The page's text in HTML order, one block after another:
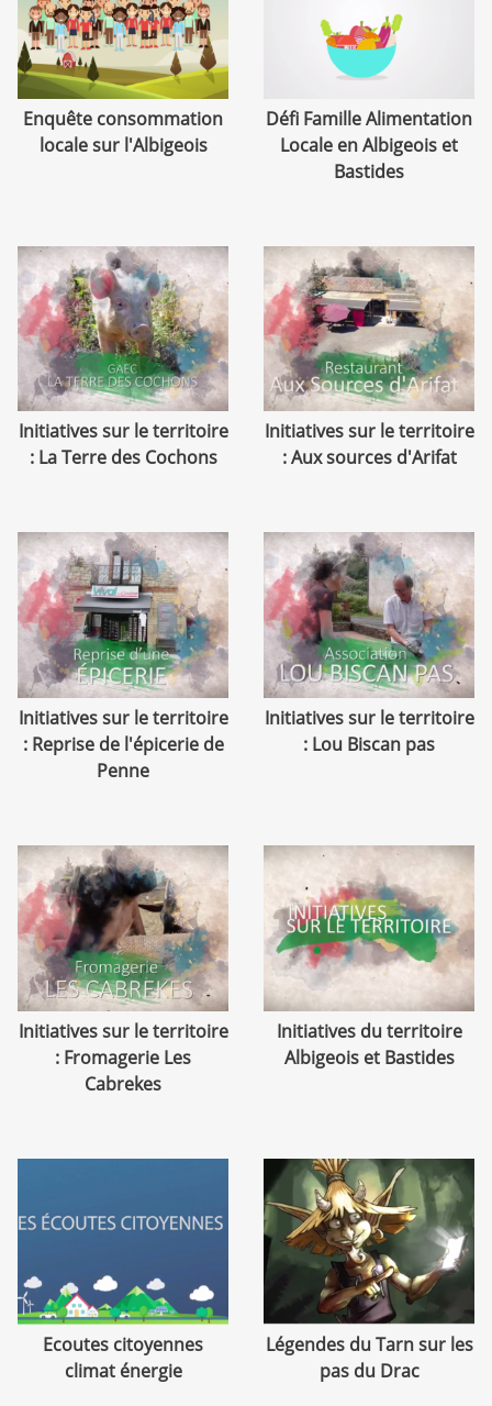
Enquête consommation
locale sur l'Albigeois
Défi Famille Alimentation
Locale en Albigeois et
Bastides
Initiatives sur le territoire
: La Terre des Cochons
Initiatives sur le territoire
: Aux sources d'Arifat
Initiatives sur le territoire
: Reprise de l'épicerie de
Penne
Initiatives sur le territoire
: Lou Biscan pas
Initiatives sur le territoire
: Fromagerie Les
Cabrekes
Initiatives du territoire
Albigeois et Bastides
Ecoutes citoyennes
climat énergie
Légendes du Tarn sur les
pas du Drac